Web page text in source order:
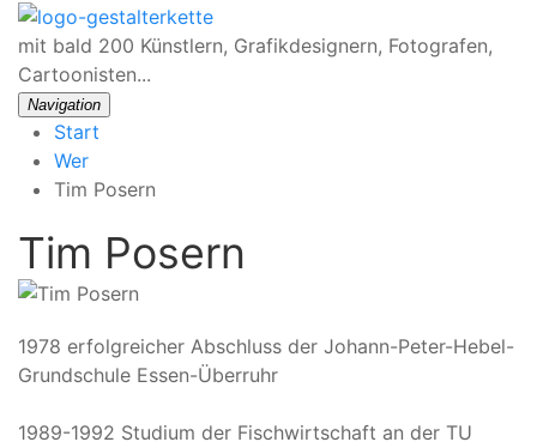
mit bald 200 Künstlern, Grafikdesignern, Fotografen,
Cartoonisten...
Navigation
Start
Wer
Tim Posern
Tim Posern
1978 erfolgreicher Abschluss der Johann-Peter-Hebel-
Grundschule Essen-Überruhr
1989-1992 Studium der Fischwirtschaft an der TU